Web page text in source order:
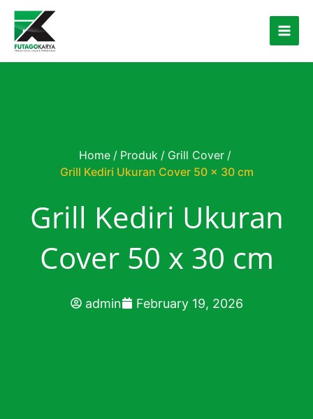
Skip to content
Home / Produk / Grill Cover /
Grill Kediri Ukuran Cover 50 x 30 cm
Grill Kediri Ukuran
Cover 50 x 30 cm
admin February 19, 2026